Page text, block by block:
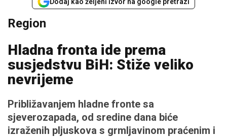
Region
Hladna fronta ide prema
susjedstvu BiH: Stiže veliko
nevrijeme
Približavanjem hladne fronte sa
sjeverozapada, od sredine dana biće
izraženih pljuskova s grmljavinom praćenim i